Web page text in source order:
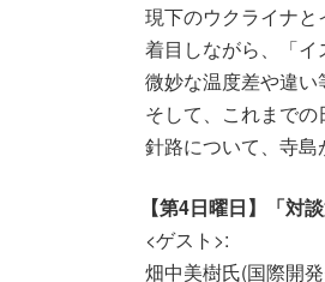
現下のウクライナ
着目しながら、「
微妙な温度差や違い
そして、これまで
針路について、寺島
【第4日曜日】「
<ゲスト>:
畑中美樹氏(国際開